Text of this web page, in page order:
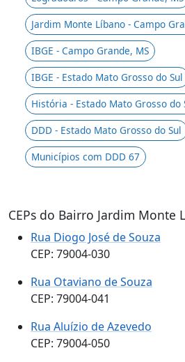
Jardim Monte Líbano - Campo
IBGE - Campo Grande, MS
IBGE - Estado Mato Grosso do Sul
História - Estado Mato Grosso do
DDD - Estado Mato Grosso do Sul
Municípios com DDD 67
CEPs do Bairro Jardim Monte
Rua Diogo José de Souza
CEP: 79004-030
Rua Otaviano de Souza
CEP: 79004-041
Rua Aluízio de Azevedo
CEP: 79004-050